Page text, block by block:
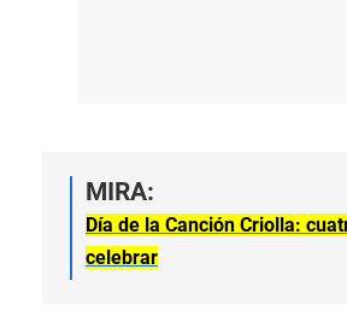
MIRA:
Día de la Canción Criolla:
celebrar